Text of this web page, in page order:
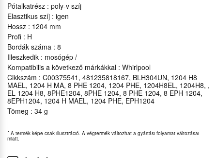
Pótalkatrész : poly-v szíj
Elasztikus szíj : igen
Hossz : 1204 mm
Profi : H
Bordák száma : 8
Illeszkedik : mosógép /
Kompatibilis a következő márkákkal : Whirlpool
Cikkszám : C00375541, 481235818167, BLH304UN, 1204 H8
MAEL, 1204 H MA, 8 PHE 1204, 1204 PHE, 1204H8EL, 1204H8, ,
EL 1204 H8, 8PHE1204, 8PHE 1204, 8 PHE 1204, 8 EPH 1204,
8EPH1204, 1204 H MAEL, 1204 PHE, EPH1204
Tömeg : 34 g
* A termék képe csak illusztráció. A végtermék változhat a gyártási folyamat változásai
miatt.